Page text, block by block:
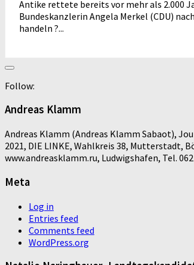
Antike rettete bereits vor mehr als 2.000
Bundeskanzlerin Angela Merkel (CDU)
handeln ?...
Follow:
Andreas Klamm
Andreas Klamm (Andreas Klamm Sabaot),
2021, DIE LINKE, Wahlkreis 38, Mutterstadt,
www.andreasklamm.ru, Ludwigshafen, Tel.
Meta
Log in
Entries feed
Comments feed
WordPress.org